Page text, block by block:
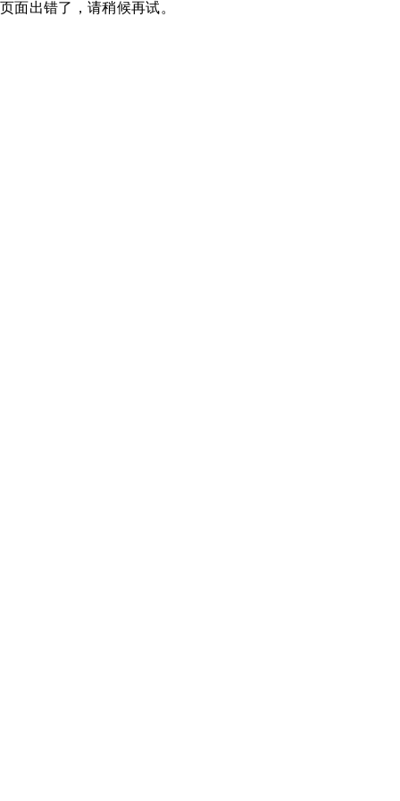
页面出错了，请稍候再试。